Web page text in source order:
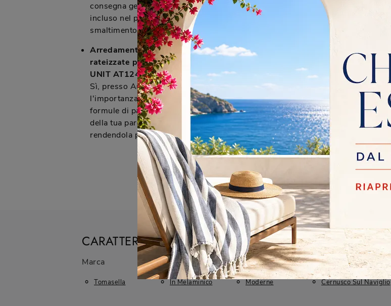
consegna gestito con personale interno e montaggio
incluso nel prezzo. Inoltre, è disponibile il servizio di
smaltimento dell'usato per i tuoi vecchi mobili.
Arredamenti Caprotti offre soluzioni di pagamento
rateizzate per l'acquisto della parete attrezzata Atlante
UNIT AT124?
Sì, presso Arredamenti Caprotti comprendiamo
l'importanza della flessibilità. Per questo, offriamo diverse
formule di pagamento rateizzate per facilitare l'acquisto
della tua parete attrezzata Tomasella Atlante UNIT AT124,
rendendola più accessibile.
CARATTERISTICHE
Marca
Tomasella
Materiale
In Melaminico
Stile
Moderne
I più visti a :
Cernusco Sul Naviglio